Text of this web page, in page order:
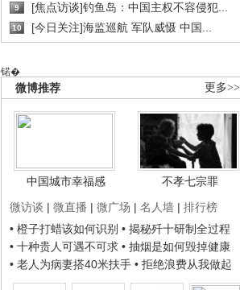
9 [焦点访谈]钓鱼岛：中国主权不容侵犯...
10 [今日关注]海监巡航 军队威慑 中国...
锘�
更多>>
微博推荐
中国城市幸福感
不孝七宗罪
微访谈 | 微直播 | 微广场 | 名人墙 | 排行榜
• 橙子打蜡该如何识别 • 揭秘歼十研制全过程
• 十种贵人可遇不可求 • 抽烟是如何毁掉健康
• 老人为病妻搭40米扶手 • 拒绝浪费从我做起